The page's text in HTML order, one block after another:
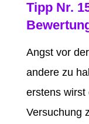
Tipp Nr.
Angst vor
andere zu
erstens wirst
Versuchung